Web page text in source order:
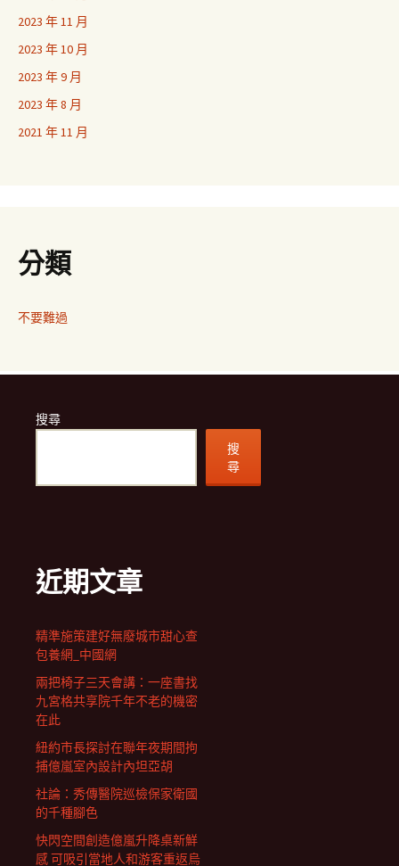
2023 年 11 月
2023 年 10 月
2023 年 9 月
2023 年 8 月
2021 年 11 月
分類
不要難過
搜尋
搜
尋
近期文章
精準施策建好無廢城市甜心查
包養網_中國網
兩把椅子三天會講：一座書找
九宮格共享院千年不老的機密
在此
紐約市長探討在聯年夜期間拘
捕億嵐室內設計內坦亞胡
社論：秀傳醫院巡檢保家衛國
的千種腳色
快閃空間創造億嵐升降桌新鮮
感 可吸引當地人和游客重返烏